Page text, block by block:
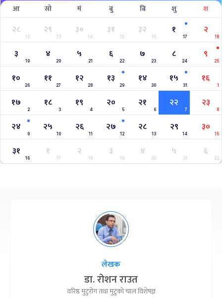
आ सो मं बु बि शु श
२८
12
२९
13
३०
14
३१
15
३२
16
१
17
२
18
३
19
४
20
५
21
६
22
७
23
८
24
९
25
१०
26
११
27
१२
28
१३
29
१४
30
१५
31
१६
1
१७
2
१८
3
१९
4
२०
5
२१
6
२२
7
२३
8
२४
9
२५
10
२६
11
२७
12
२८
13
२९
14
३०
15
३१
16
१
17
२
18
३
19
४
20
५
21
६
22
लेखक
डा. रोशन राउत
वरिष्ठ मुटुरोग तथा मुटुको चाल विशेषज्ञ